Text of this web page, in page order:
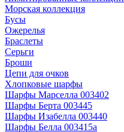
Морская коллекция
Бусы
Ожерелья
Браслеты
Серьги
Броши
Цепи для очков
Хлопковые шарфы
Шарфы Марселла 003402
Шарфы Берта 003445
Шарфы Изабелла 003440
Шарфы Белла 003415a